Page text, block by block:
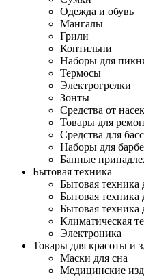
Одежда и обувь
Мангалы
Грили
Коптильни
Наборы для
Термосы
Электрогрелки
Зонты
Средства от
Товары для
Средства для
Наборы для
Банные
Бытовая техника
Бытовая техника
Бытовая техника
Бытовая техника
Климатическая
Электроника
Товары для красоты и
Маски для сна
Медицинские